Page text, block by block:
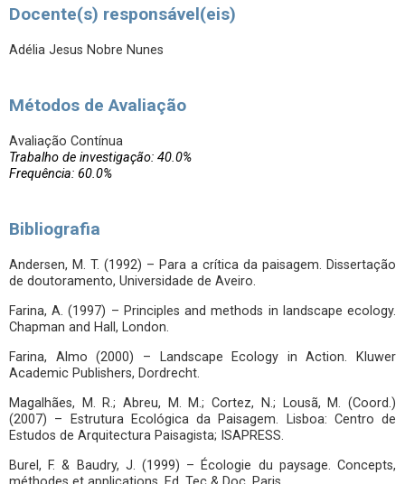
Docente(s) responsável(eis)
Adélia Jesus Nobre Nunes
Métodos de Avaliação
Avaliação Contínua
Trabalho de investigação: 40.0%
Frequência: 60.0%
Bibliografia
Andersen, M. T. (1992) – Para a crítica da paisagem. Dissertação
de doutoramento, Universidade de Aveiro.
Farina, A. (1997) – Principles and methods in landscape ecology.
Chapman and Hall, London.
Farina, Almo (2000) – Landscape Ecology in Action. Kluwer
Academic Publishers, Dordrecht.
Magalhães, M. R.; Abreu, M. M.; Cortez, N.; Lousã, M. (Coord.)
(2007) – Estrutura Ecológica da Paisagem. Lisboa: Centro de
Estudos de Arquitectura Paisagista; ISAPRESS.
Burel, F. & Baudry, J. (1999) – Écologie du paysage. Concepts,